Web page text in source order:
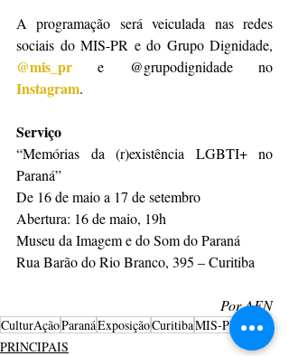
A programação será veiculada nas redes
@mis_pr
Instagram.
Serviço
“Memórias da (r)existência LGBTI+ no
Paraná”
De 16 de maio a 17 de setembro
Abertura: 16 de maio, 19h
Museu da Imagem e do Som do Paraná
Rua Barão do Rio Branco, 395 – Curitiba
Por AEN
CulturAçãoParanáExposiçãoCuritibaMIS-PR
PRINCIPAIS